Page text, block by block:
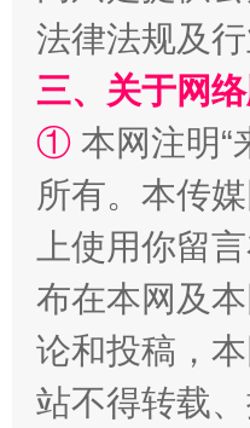
阿坝州三大球赛在
法律法规及
三、关于网
① 本网注明“
所有。本传
上使用你留
布在本网及
论和投稿，
站不得转载